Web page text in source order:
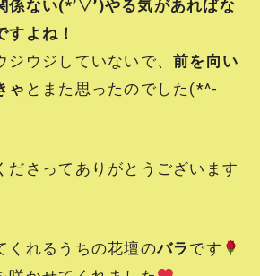
係ない(*’▽’)やる気があればな
すよね！
ジウジしていないで、前を向い
ゃ とまた思ったのでした(*^-
ださってありがとうございます
くれるうちの花壇のバラ です